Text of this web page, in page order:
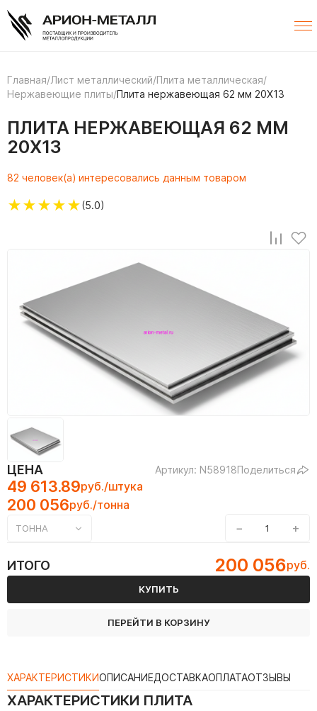
Главная/Лист металлический/Плита металлическая/
Нержавеющие плиты/Плита нержавеющая 62 мм 20Х13
ПЛИТА НЕРЖАВЕЮЩАЯ 62 ММ
20Х13
82 человек(а) интересовались данным товаром
★★★★★(5.0)
ЦЕНА Артикул: N58918Поделиться
49 613.89руб./штука
200 056руб./тонна
ТОННА − +
ИТОГО 200 056руб.
КУПИТЬ
ПЕРЕЙТИ В КОРЗИНУ
ХАРАКТЕРИСТИКИОПИСАНИЕДОСТАВКАОПЛАТАОТЗЫВЫ
ХАРАКТЕРИСТИКИ ПЛИТА